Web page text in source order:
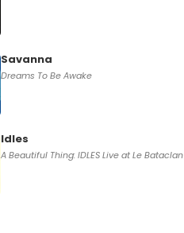
Savanna
Dreams To Be Awake
Idles
A Beautiful Thing: IDLES Live at Le Bataclan